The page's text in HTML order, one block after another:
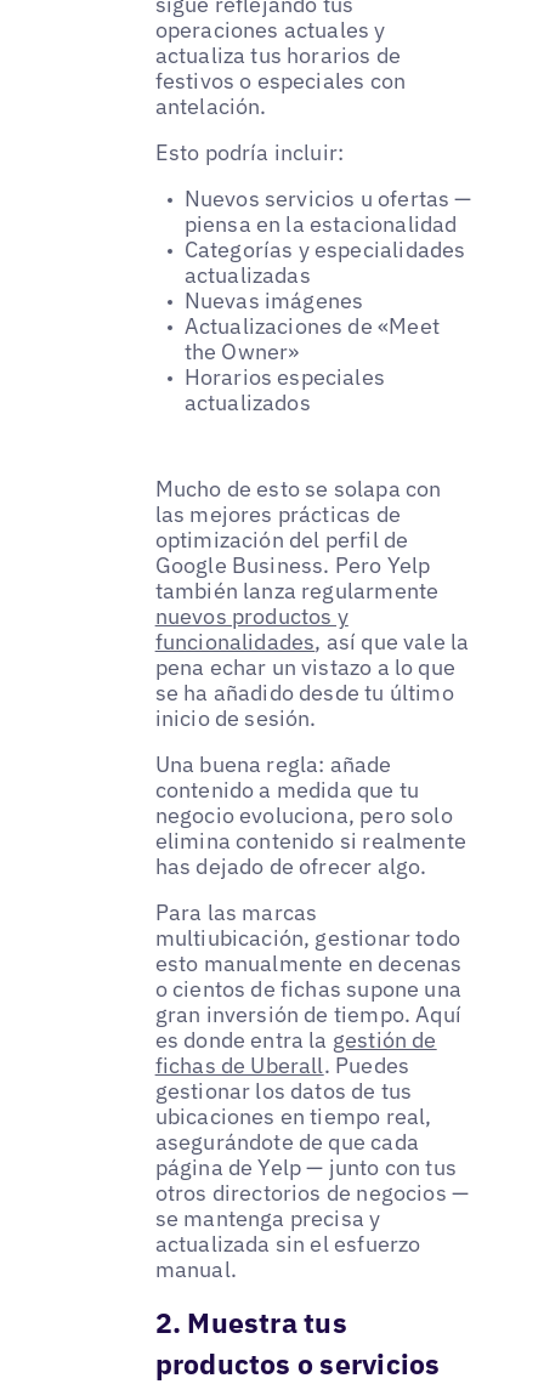
operaciones actuales y
actualiza tus horarios de
festivos o especiales con
antelación.
Esto podría incluir:
Nuevos servicios u ofertas —
piensa en la estacionalidad
Categorías y especialidades
actualizadas
Nuevas imágenes
Actualizaciones de «Meet
the Owner»
Horarios especiales
actualizados
Mucho de esto se solapa con
las mejores prácticas de
optimización del perfil de
Google Business. Pero Yelp
también lanza regularmente
nuevos productos y
funcionalidades, así que vale la
pena echar un vistazo a lo que
se ha añadido desde tu último
inicio de sesión.
Una buena regla: añade
contenido a medida que tu
negocio evoluciona, pero solo
elimina contenido si realmente
has dejado de ofrecer algo.
Para las marcas
multiubicación, gestionar todo
esto manualmente en decenas
o cientos de fichas supone una
gran inversión de tiempo. Aquí
es donde entra la gestión de
fichas de Uberall. Puedes
gestionar los datos de tus
ubicaciones en tiempo real,
asegurándote de que cada
página de Yelp — junto con tus
otros directorios de negocios —
se mantenga precisa y
actualizada sin el esfuerzo
manual.
2. Muestra tus
productos o servicios